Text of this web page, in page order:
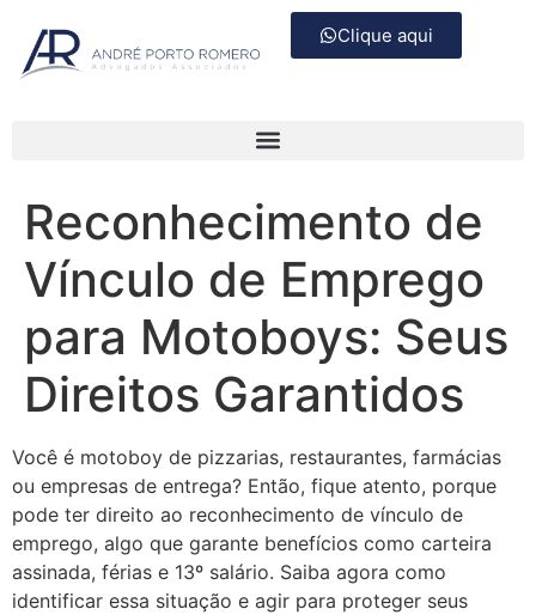
Clique aqui
Reconhecimento de
Vínculo de Emprego
para Motoboys: Seus
Direitos Garantidos
Você é motoboy de pizzarias, restaurantes, farmácias
ou empresas de entrega? Então, fique atento, porque
pode ter direito ao reconhecimento de vínculo de
emprego, algo que garante benefícios como carteira
assinada, férias e 13º salário. Saiba agora como
identificar essa situação e agir para proteger seus